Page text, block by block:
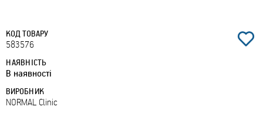
КОД ТОВАРУ
583576
НАЯВНІСТЬ
В наявності
ВИРОБНИК
NORMAL Clinic